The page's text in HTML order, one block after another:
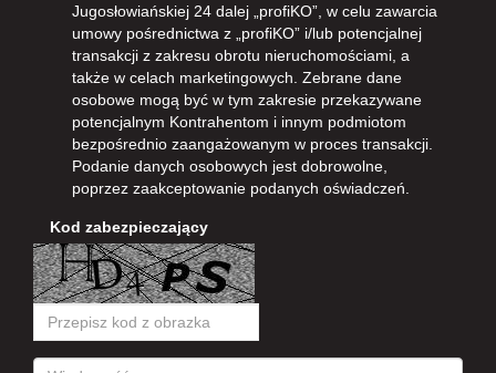
Jugosłowiańskiej 24 dalej „profiKO”, w celu zawarcia
umowy pośrednictwa z „profiKO” i/lub potencjalnej
transakcji z zakresu obrotu nieruchomościami, a
także w celach marketingowych. Zebrane dane
osobowe mogą być w tym zakresie przekazywane
potencjalnym Kontrahentom i innym podmiotom
bezpośrednio zaangażowanym w proces transakcji.
Podanie danych osobowych jest dobrowolne,
poprzez zaakceptowanie podanych oświadczeń.
Kod zabezpieczający